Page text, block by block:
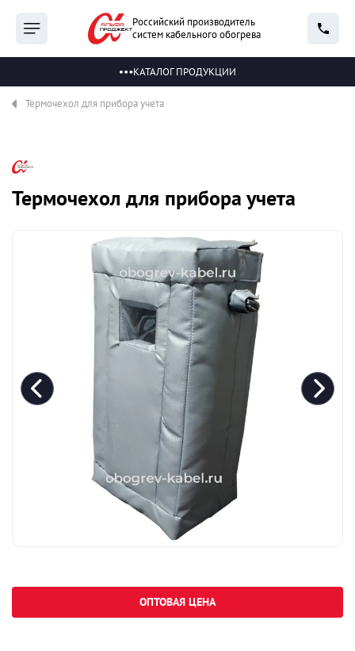
Российский производитель
систем кабельного обогрева
КАТАЛОГ ПРОДУКЦИИ
Термочехол для прибора учета
Термочехол для прибора учета
ОПТОВАЯ ЦЕНА